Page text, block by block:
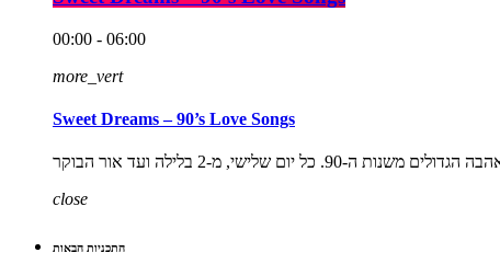
00:00 - 06:00
more_vert
Sweet Dreams – 90’s Love Songs
close
התכניות הבאות